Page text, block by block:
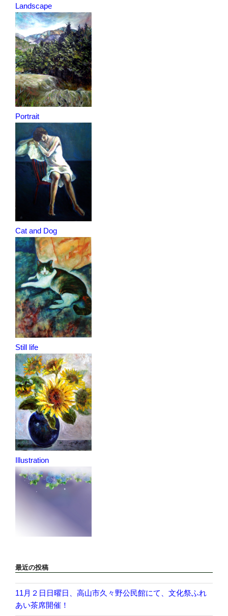
Landscape
Portrait
Cat and Dog
Still life
Illustration
最近の投稿
11月２日日曜日、高山市久々野公民館にて、文化祭ふれ
あい茶席開催！